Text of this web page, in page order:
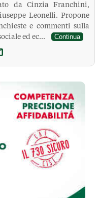
da Cinzia Franchini,
Leonelli. Propone
e commenti sulla
ed ec...
Continua